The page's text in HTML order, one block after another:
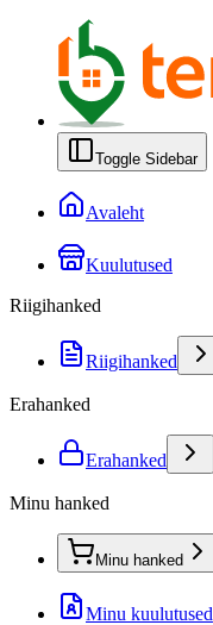
Toggle Sidebar
Avaleht
Kuulutused
Riigihanked
Riigihanked
Erahanked
Erahanked
Minu hanked
Minu hanked
Minu kuulutused